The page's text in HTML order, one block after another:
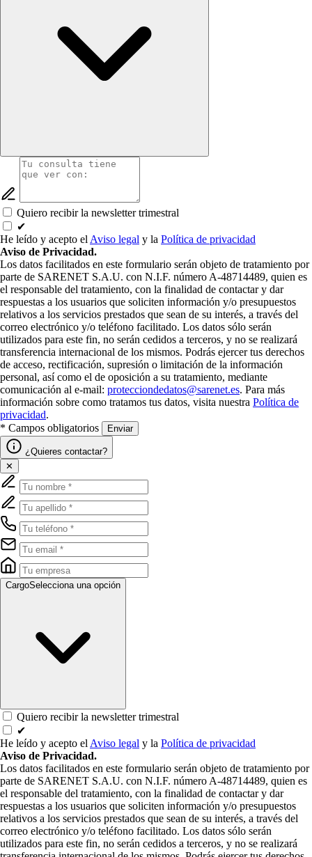
Quiero recibir la newsletter trimestral
✔
He leído y acepto el Aviso legal y la Política de privacidad
Aviso de Privacidad.
Los datos facilitados en este formulario serán objeto de tratamiento por
parte de SARENET S.A.U. con N.I.F. número A-48714489, quien es
el responsable del tratamiento, con la finalidad de contactar y dar
respuestas a los usuarios que soliciten información y/o presupuestos
relativos a los servicios prestados que sean de su interés, a través del
correo electrónico y/o teléfono facilitado. Los datos sólo serán
utilizados para este fin, no serán cedidos a terceros, y no se realizará
transferencia internacional de los mismos. Podrás ejercer tus derechos
de acceso, rectificación, supresión o limitación de la información
personal, así como el de oposición a su tratamiento, mediante
comunicación al e-mail: protecciondedatos@sarenet.es. Para más
información sobre como tratamos tus datos, visita nuestra Política de
privacidad.
* Campos obligatorios
Enviar
¿Quieres contactar?
✕
CargoSelecciona una opción
Quiero recibir la newsletter trimestral
✔
He leído y acepto el Aviso legal y la Política de privacidad
Aviso de Privacidad.
Los datos facilitados en este formulario serán objeto de tratamiento por
parte de SARENET S.A.U. con N.I.F. número A-48714489, quien es
el responsable del tratamiento, con la finalidad de contactar y dar
respuestas a los usuarios que soliciten información y/o presupuestos
relativos a los servicios prestados que sean de su interés, a través del
correo electrónico y/o teléfono facilitado. Los datos sólo serán
utilizados para este fin, no serán cedidos a terceros, y no se realizará